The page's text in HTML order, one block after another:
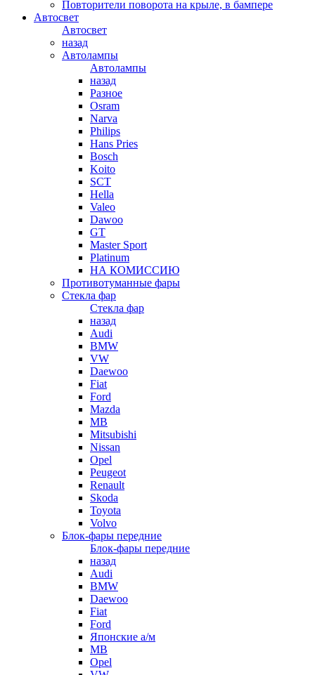
Повторители поворота на крыле, в бампере
Автосвет
Автосвет
назад
Автолампы
Автолампы
назад
Разное
Osram
Narva
Philips
Hans Pries
Bosch
Koito
SCT
Hella
Valeo
Dawoo
GT
Master Sport
Platinum
НА КОМИССИЮ
Противотуманные фары
Стекла фар
Стекла фар
назад
Audi
BMW
VW
Daewoo
Fiat
Ford
Mazda
MB
Mitsubishi
Nissan
Opel
Peugeot
Renault
Skoda
Toyota
Volvo
Блок-фары передние
Блок-фары передние
назад
Audi
BMW
Daewoo
Fiat
Ford
Японские а/м
MB
Opel